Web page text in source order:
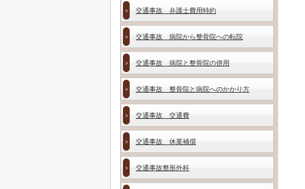
交通事故 弁護士費用特約
交通事故 病院から整骨院への転院
交通事故 病院と整骨院の併用
交通事故 整骨院と病院へのかかり方
交通事故 交通費
交通事故 休業補償
交通事故整形外科